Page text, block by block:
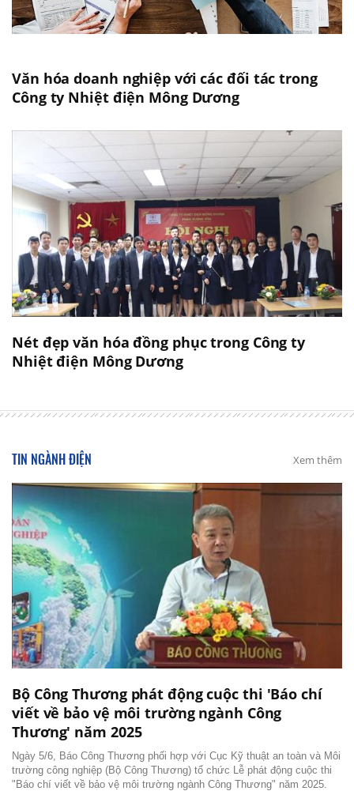
Văn hóa doanh nghiệp với các đối tác trong
Công ty Nhiệt điện Mông Dương
Nét đẹp văn hóa đồng phục trong Công ty
Nhiệt điện Mông Dương
TIN NGÀNH ĐIỆN Xem thêm
Bộ Công Thương phát động cuộc thi 'Báo chí
viết về bảo vệ môi trường ngành Công
Thương' năm 2025
Ngày 5/6, Báo Công Thương phối hợp với Cục Kỹ thuật an toàn và Môi
trường công nghiệp (Bộ Công Thương) tổ chức Lễ phát động cuộc thi
"Báo chí viết về bảo vệ môi trường ngành Công Thương" năm 2025.